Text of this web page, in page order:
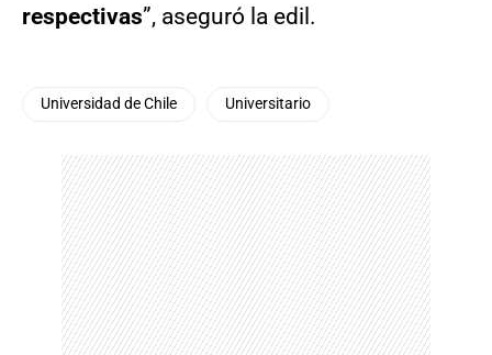
respectivas”, aseguró la edil.
Universidad de Chile Universitario